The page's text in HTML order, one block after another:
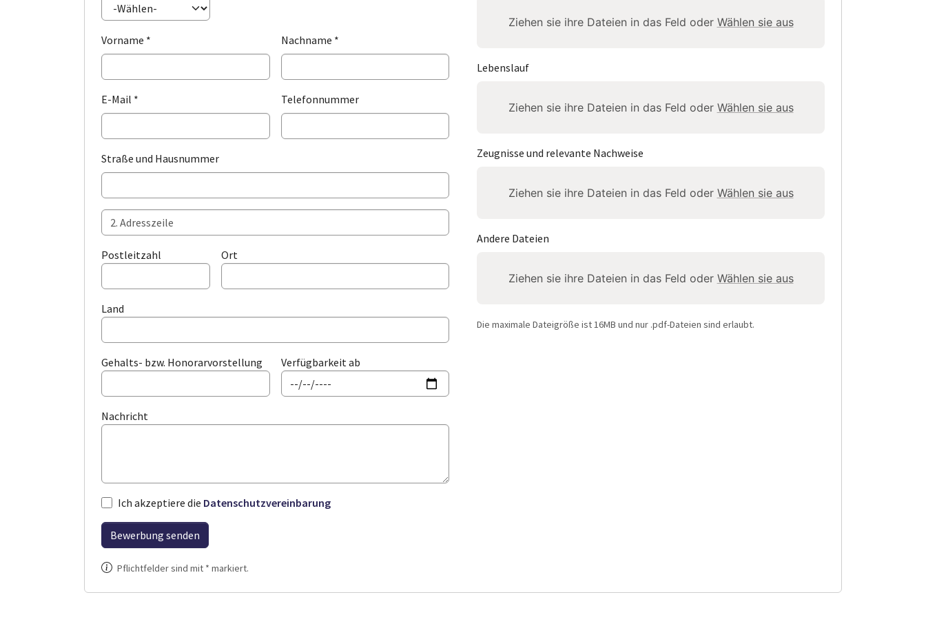
Vorname * Nachname *
E-Mail * Telefonnummer
Straße und Hausnummer
Postleitzahl Ort
Land
Gehalts- bzw. Honorarvorstellung Verfügbarkeit ab
Nachricht
Ziehen sie ihre Dateien in das Feld oder Wählen sie aus
Lebenslauf
Ziehen sie ihre Dateien in das Feld oder Wählen sie aus
Zeugnisse und relevante Nachweise
Ziehen sie ihre Dateien in das Feld oder Wählen sie aus
Andere Dateien
Ziehen sie ihre Dateien in das Feld oder Wählen sie aus
Die maximale Dateigröße ist 16MB und nur .pdf-Dateien sind erlaubt.
Ich akzeptiere die Datenschutzvereinbarung
Bewerbung senden
Pflichtfelder sind mit * markiert.